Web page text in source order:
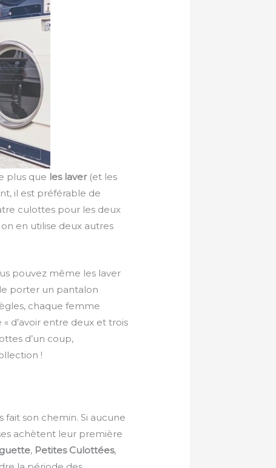
plus que les laver(et les
il est préférable de
culottes pour les deux
en utilise deux autres
pouvez même les laver
porter un pantalon
chaque femme
d’avoir entre deux et trois
d’un coup,
!
son chemin. Si aucune
achètent leur première
, Petites Culottées,